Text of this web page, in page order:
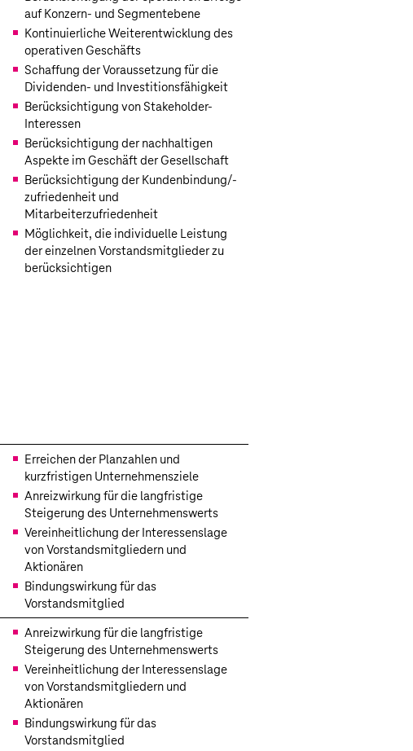
auf Konzern- und Segmentebene
Kontinuierliche Weiterentwicklung des
operativen Geschäfts
Schaffung der Voraussetzung für die
Dividenden- und Investitionsfähigkeit
Berücksichtigung von Stakeholder-
Interessen
Berücksichtigung der nachhaltigen
Aspekte im Geschäft der Gesellschaft
Berücksichtigung der Kundenbindung/-
zufriedenheit und
Mitarbeiterzufriedenheit
Möglichkeit, die individuelle Leistung
der einzelnen Vorstandsmitglieder zu
berücksichtigen
Erreichen der Planzahlen und
kurzfristigen Unternehmensziele
Anreizwirkung für die langfristige
Steigerung des Unternehmenswerts
Vereinheitlichung der Interessenslage
von Vorstandsmitgliedern und
Aktionären
Bindungswirkung für das
Vorstandsmitglied
Anreizwirkung für die langfristige
Steigerung des Unternehmenswerts
Vereinheitlichung der Interessenslage
von Vorstandsmitgliedern und
Aktionären
Bindungswirkung für das
Vorstandsmitglied